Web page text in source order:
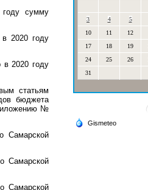
сумму
в 2020 году
в 2020 году
статьям
бюджета
№
Самарской
Самарской
Самарской
3
4 5
10
11 12
17
18 19
24
25 26
31